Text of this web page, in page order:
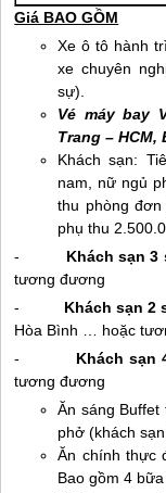
Giá BAO GỒM
Xe ô tô hành
xe chuyên
sự).
Vé máy bay
Trang – HCM,
Khách sạn:
nam, nữ ngủ
thu phòng
phụ thu
- Khách sạn 3
tương đương
- Khách sạn 2
Hòa Bình … hoặc
- Khách sạn
tương đương
Ăn sáng
phở (khách
Ăn chính thực
Bao gồm 4